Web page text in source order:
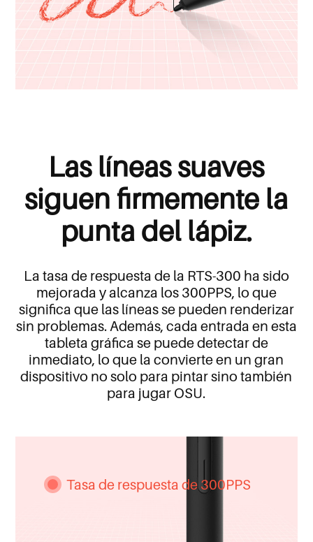
Las líneas suaves
siguen firmemente la
punta del lápiz.
La tasa de respuesta de la RTS-300 ha sido
mejorada y alcanza los 300PPS, lo que
significa que las líneas se pueden renderizar
sin problemas. Además, cada entrada en esta
tableta gráfica se puede detectar de
inmediato, lo que la convierte en un gran
dispositivo no solo para pintar sino también
para jugar OSU.
Tasa de respuesta de 300PPS